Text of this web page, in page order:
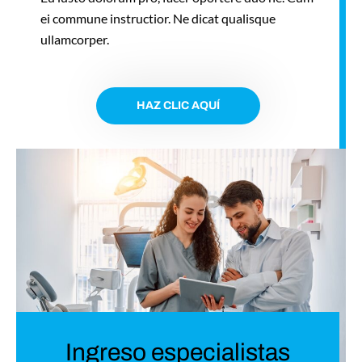
ei commune instructior. Ne dicat qualisque
ullamcorper.
HAZ CLIC AQUÍ
Ingreso especialistas